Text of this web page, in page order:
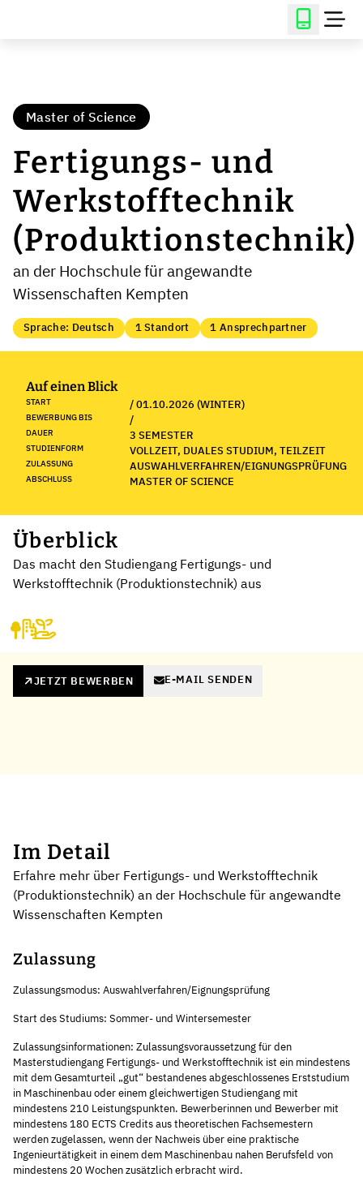
Master of Science
Fertigungs- und
Werkstofftechnik
(Produktionstechnik)
an der Hochschule für angewandte
Wissenschaften Kempten
Sprache: Deutsch 1 Standort 1 Ansprechpartner
Auf einen Blick
START / 01.10.2026 (WINTER)
BEWERBUNG BIS /
DAUER 3 SEMESTER
STUDIENFORM VOLLZEIT, DUALES STUDIUM, TEILZEIT
ZULASSUNG AUSWAHLVERFAHREN/EIGNUNGSPRÜFUNG
ABSCHLUSS MASTER OF SCIENCE
Überblick
Das macht den Studiengang Fertigungs- und
Werkstofftechnik (Produktionstechnik) aus
JETZT BEWERBEN E-MAIL SENDEN
Im Detail
Erfahre mehr über Fertigungs- und Werkstofftechnik
(Produktionstechnik) an der Hochschule für angewandte
Wissenschaften Kempten
Zulassung
Zulassungsmodus: Auswahlverfahren/Eignungsprüfung
Start des Studiums: Sommer- und Wintersemester
Zulassungsinformationen: Zulassungsvoraussetzung für den
Masterstudiengang Fertigungs- und Werkstofftechnik ist ein mindestens
mit dem Gesamturteil „gut“ bestandenes abgeschlossenes Erststudium
in Maschinenbau oder einem gleichwertigen Studiengang mit
mindestens 210 Leistungspunkten. Bewerberinnen und Bewerber mit
mindestens 180 ECTS Credits aus theoretischen Fachsemestern
werden zugelassen, wenn der Nachweis über eine praktische
Ingenieurtätigkeit in einem dem Maschinenbau nahen Berufsfeld von
mindestens 20 Wochen zusätzlich erbracht wird.